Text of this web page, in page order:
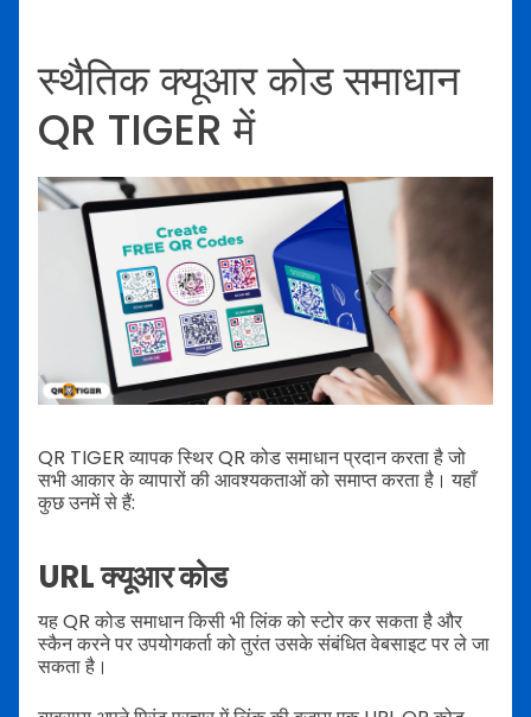
स्थैतिक क्यूआर कोड समाधान
QR TIGER में
QR TIGER व्यापक स्थिर QR कोड समाधान प्रदान करता है जो
सभी आकार के व्यापारों की आवश्यकताओं को समाप्त करता है। यहाँ
कुछ उनमें से हैं:
URL क्यूआर कोड
यह QR कोड समाधान किसी भी लिंक को स्टोर कर सकता है और
स्कैन करने पर उपयोगकर्ता को तुरंत उसके संबंधित वेबसाइट पर ले जा
सकता है।